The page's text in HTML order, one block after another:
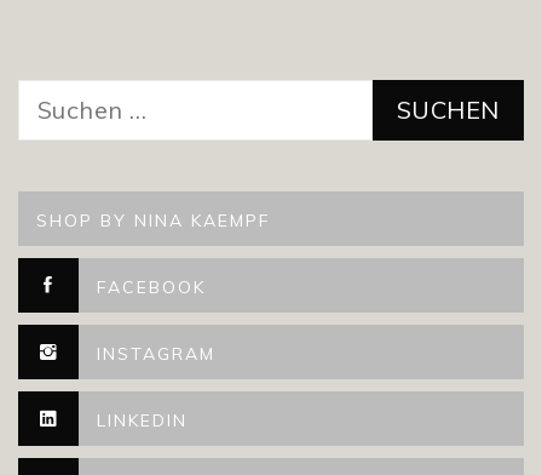
nach:
SHOP BY NINA KAEMPF
FACEBOOK
INSTAGRAM
LINKEDIN